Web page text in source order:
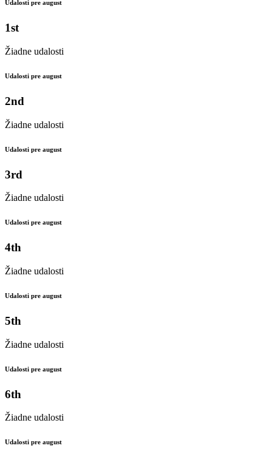
Udalosti pre august
1st
Žiadne udalosti
Udalosti pre august
2nd
Žiadne udalosti
Udalosti pre august
3rd
Žiadne udalosti
Udalosti pre august
4th
Žiadne udalosti
Udalosti pre august
5th
Žiadne udalosti
Udalosti pre august
6th
Žiadne udalosti
Udalosti pre august